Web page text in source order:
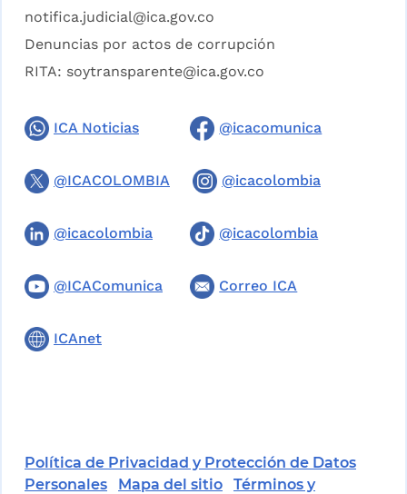
notifica.judicial@ica.gov.co
Denuncias por actos de corrupción
RITA: soytransparente@ica.gov.co
ICA Noticias @icacomunica
@ICACOLOMBIA @icacolombia
@icacolombia @icacolombia
@ICAComunica Correo ICA
ICAnet
Política de Privacidad y Protección de Datos
Personales
Mapa del sitio Términos y